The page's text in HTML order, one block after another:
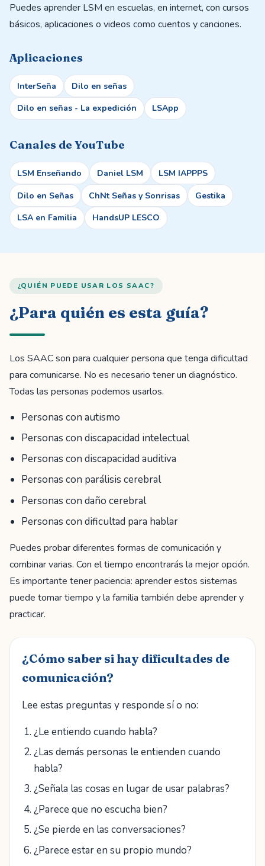
Puedes aprender LSM en escuelas, en internet, con cursos
básicos, aplicaciones o videos como cuentos y canciones.
Aplicaciones
InterSeña
Dilo en señas
Dilo en señas - La expedición
LSApp
Canales de YouTube
LSM Enseñando Daniel LSM
LSM IAPPPS
Dilo en Señas
ChNt Señas y Sonrisas
Gestika
LSA en Familia
HandsUP LESCO
¿QUIÉN PUEDE USAR LOS SAAC?
¿Para quién es esta guía?
Los SAAC son para cualquier persona que tenga dificultad
para comunicarse. No es necesario tener un diagnóstico.
Todas las personas podemos usarlos.
Personas con autismo
Personas con discapacidad intelectual
Personas con discapacidad auditiva
Personas con parálisis cerebral
Personas con daño cerebral
Personas con dificultad para hablar
Puedes probar diferentes formas de comunicación y
combinar varias. Con el tiempo encontrarás la mejor opción.
Es importante tener paciencia: aprender estos sistemas
puede tomar tiempo y la familia también debe aprender y
practicar.
¿Cómo saber si hay dificultades de
comunicación?
Lee estas preguntas y responde sí o no:
¿Le entiendo cuando habla?
¿Las demás personas le entienden cuando
habla?
¿Señala las cosas en lugar de usar palabras?
¿Parece que no escucha bien?
¿Se pierde en las conversaciones?
¿Parece estar en su propio mundo?